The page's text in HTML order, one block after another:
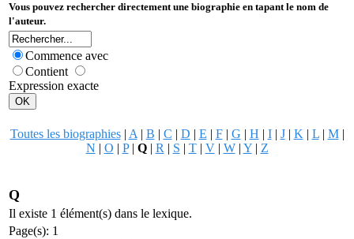
Vous pouvez rechercher directement une biographie en tapant le nom de
l'auteur.
Commence avec
Contient
Expression exacte
Toutes les biographies| A | B | C | D | E | F| G | H | I| J| K | L| M|
N | O | P| Q| R | S | T| V| W| Y| Z
Q
Il existe 1 élément(s) dans le lexique.
Page(s): 1